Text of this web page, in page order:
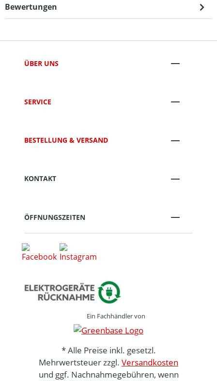
Bewertungen
ÜBER UNS
SERVICE
BESTELLUNG & VERSAND
KONTAKT
ÖFFNUNGSZEITEN
Ein Fachhändler von
* Alle Preise inkl. gesetzl.
Mehrwertsteuer zzgl. Versandkosten
und ggf. Nachnahmegebühren, wenn